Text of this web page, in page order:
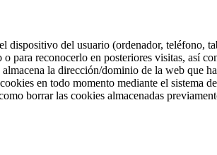
dispositivo del usuario (ordenador,
para reconocerlo en posteriores visitas, así
la dirección/dominio de la web que
en todo momento mediante el
borrar las cookies almacenadas